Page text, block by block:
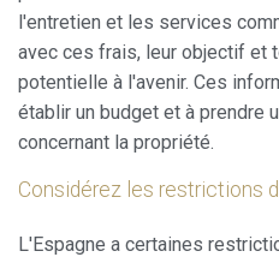
l'entretien et les services
avec ces frais, leur objectif et
potentielle à l'avenir. Ces
établir un budget et à prendre
concernant la propriété.
Considérez les restrictions
L'Espagne a certaines